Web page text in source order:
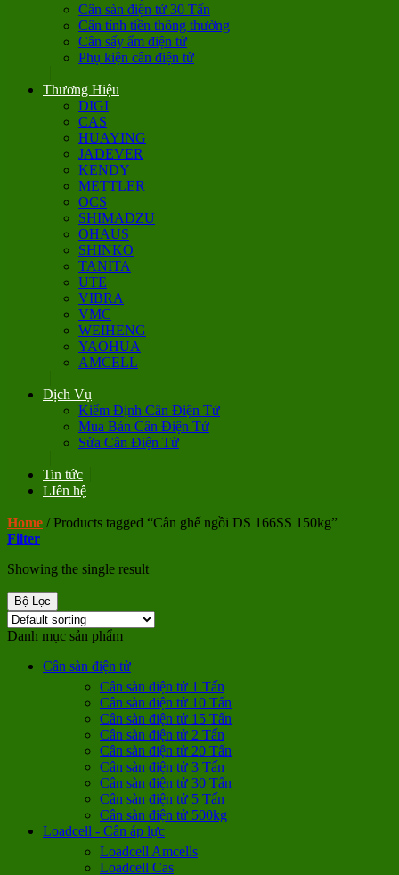
Cân sàn điện tử 30 Tấn
Cân tính tiền thông thường
Cân sấy ẩm điện tử
Phụ kiện cân điện tử
Thương Hiệu
DIGI
CAS
HUAYING
JADEVER
KENDY
METTLER
OCS
SHIMADZU
OHAUS
SHINKO
TANITA
UTE
VIBRA
VMC
WEIHENG
YAOHUA
AMCELL
Dịch Vụ
Kiểm Định Cân Điện Tử
Mua Bán Cân Điện Tử
Sửa Cân Điện Tử
Tin tức
LIên hệ
Home /Products tagged “Cân ghế ngồi DS 166SS 150kg”
Filter
Showing the single result
Bộ Lọc
Danh mục sản phẩm
Cân sàn điện tử
Cân sàn điện tử 1 Tấn
Cân sàn điện tử 10 Tấn
Cân sàn điện tử 15 Tấn
Cân sàn điện tử 2 Tấn
Cân sàn điện tử 20 Tấn
Cân sàn điện tử 3 Tấn
Cân sàn điện tử 30 Tấn
Cân sàn điện tử 5 Tấn
Cân sàn điện tử 500kg
Loadcell - Cân áp lực
Loadcell Amcells
Loadcell Cas